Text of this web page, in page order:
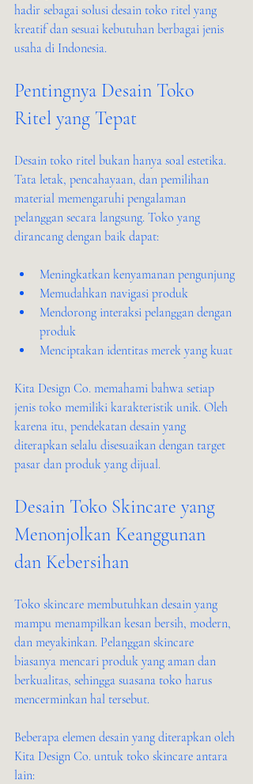
hadir sebagai solusi desain toko ritel yang
kreatif dan sesuai kebutuhan berbagai jenis
usaha di Indonesia.
Pentingnya Desain Toko
Ritel yang Tepat
Desain toko ritel bukan hanya soal estetika.
Tata letak, pencahayaan, dan pemilihan
material memengaruhi pengalaman
pelanggan secara langsung. Toko yang
dirancang dengan baik dapat:
Meningkatkan kenyamanan pengunjung
Memudahkan navigasi produk
Mendorong interaksi pelanggan dengan
produk
Menciptakan identitas merek yang kuat
Kita Design Co. memahami bahwa setiap
jenis toko memiliki karakteristik unik. Oleh
karena itu, pendekatan desain yang
diterapkan selalu disesuaikan dengan target
pasar dan produk yang dijual.
Desain Toko Skincare yang
Menonjolkan Keanggunan
dan Kebersihan
Toko skincare membutuhkan desain yang
mampu menampilkan kesan bersih, modern,
dan meyakinkan. Pelanggan skincare
biasanya mencari produk yang aman dan
berkualitas, sehingga suasana toko harus
mencerminkan hal tersebut.
Beberapa elemen desain yang diterapkan oleh
Kita Design Co. untuk toko skincare antara
lain: